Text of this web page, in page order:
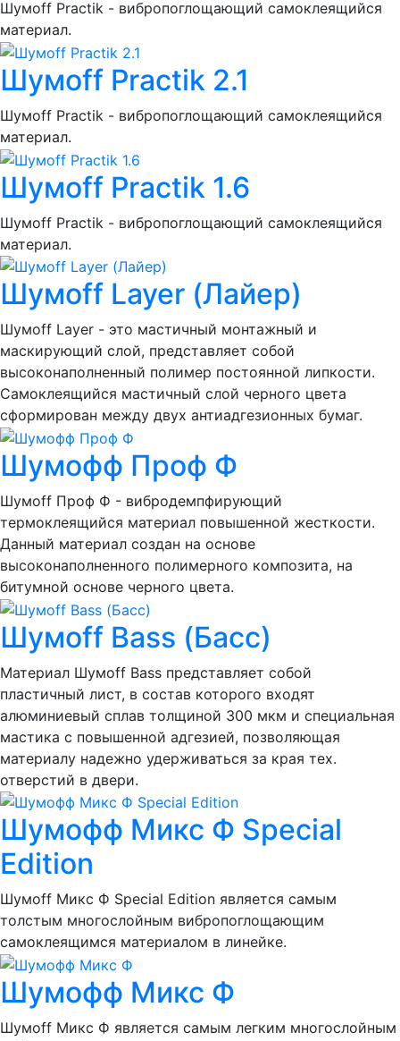
Шумоff Practik - вибропоглощающий самоклеящийся
материал.
Шумoff Practik 2.1
Шумоff Practik - вибропоглощающий самоклеящийся
материал.
Шумoff Practik 1.6
Шумоff Practik - вибропоглощающий самоклеящийся
материал.
Шумоff Layer (Лайер)
Шумоff Layer - это мастичный монтажный и
маскирующий слой, представляет собой
высоконаполненный полимер постоянной липкости.
Самоклеящийся мастичный слой черного цвета
сформирован между двух антиадгезионных бумаг.
Шумофф Проф Ф
Шумоff Проф Ф - вибродемпфирующий
термоклеящийся материал повышенной жесткости.
Данный материал создан на основе
высоконаполненного полимерного композита, на
битумной основе черного цвета.
Шумоff Bass (Басс)
Материал Шумоff Bass представляет собой
пластичный лист, в состав которого входят
алюминиевый сплав толщиной 300 мкм и специальная
мастика с повышенной адгезией, позволяющая
материалу надежно удерживаться за края тех.
отверстий в двери.
Шумофф Микс Ф Special
Edition
Шумоff Микс Ф Special Edition является самым
толстым многослойным вибропоглощающим
самоклеящимся материалом в линейке.
Шумофф Микс Ф
Шумоff Микс Ф является самым легким многослойным